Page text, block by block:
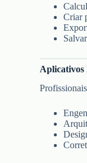
Criar
Aplicativos